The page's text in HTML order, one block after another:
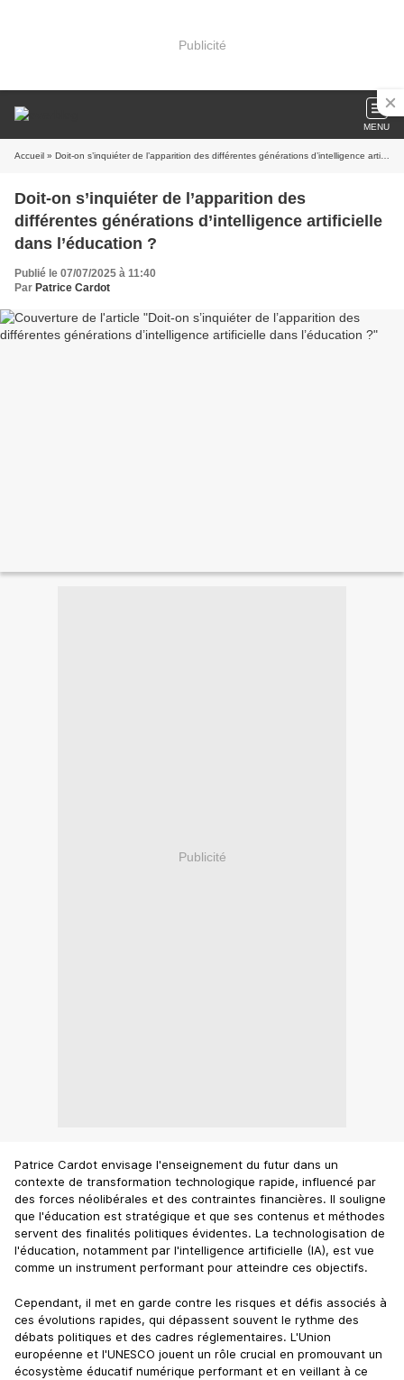
Publicité
MENU
Accueil » Doit-on s’inquiéter de l’apparition des différentes générations d’intelligence artificielle dans l’éducation ?
Doit-on s’inquiéter de l’apparition des
différentes générations d’intelligence artificielle
dans l’éducation ?
Publié le 07/07/2025 à 11:40
Par Patrice Cardot
Publicité
Patrice Cardot envisage l'enseignement du futur dans un
contexte de transformation technologique rapide, influencé par
des forces néolibérales et des contraintes financières. Il souligne
que l'éducation est stratégique et que ses contenus et méthodes
servent des finalités politiques évidentes. La technologisation de
l'éducation, notamment par l'intelligence artificielle (IA), est vue
comme un instrument performant pour atteindre ces objectifs.
Cependant, il met en garde contre les risques et défis associés à
ces évolutions rapides, qui dépassent souvent le rythme des
débats politiques et des cadres réglementaires. L'Union
européenne et l'UNESCO jouent un rôle crucial en promouvant un
écosystème éducatif numérique performant et en veillant à ce